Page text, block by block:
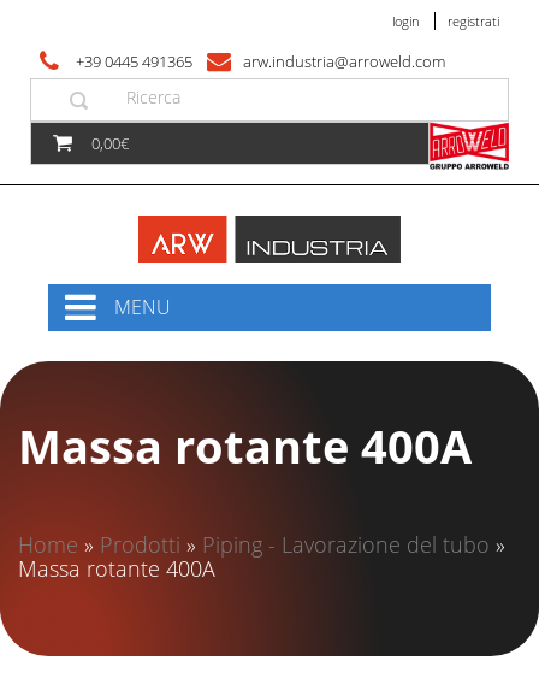
+39 0445 491365 arw.industria@arroweld.com
login registrati
0,00€
MENU
Massa rotante 400A
Home » Prodotti » Piping - Lavorazione del tubo »
Massa rotante 400A